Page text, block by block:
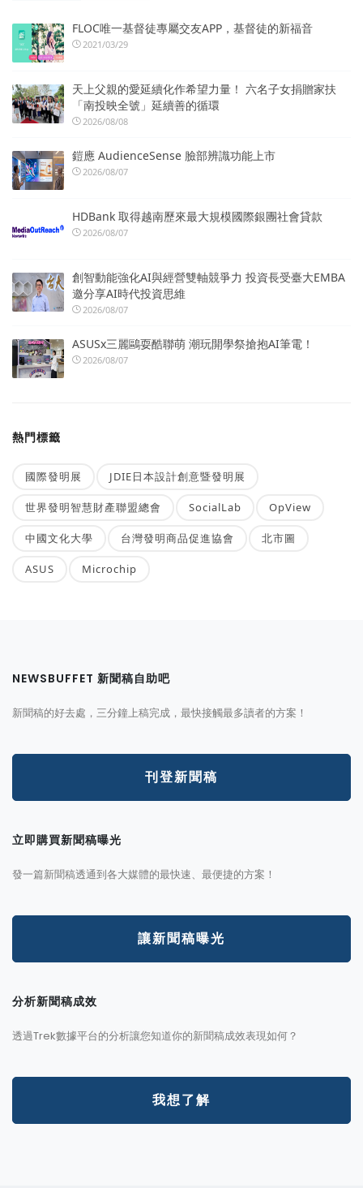
FLOC唯一基督徒專屬交友APP，基督徒的新福音
2021/03/29
天上父親的愛延續化作希望力量！ 六名子女捐贈家扶
「南投映全號」延續善的循環
2026/08/08
鎧應 AudienceSense 臉部辨識功能上市
2026/08/07
HDBank 取得越南歷來最大規模國際銀團社會貸款
2026/08/07
創智動能強化AI與經營雙軸競爭力 投資長受臺大EMBA
邀分享AI時代投資思維
2026/08/07
ASUSx三麗鷗耍酷聯萌 潮玩開學祭搶抱AI筆電！
2026/08/07
熱門標籤
國際發明展 JDIE日本設計創意暨發明展
世界發明智慧財產聯盟總會 SocialLab OpView
中國文化大學 台灣發明商品促進協會 北市圖
ASUS Microchip
NEWSBUFFET 新聞稿自助吧
新聞稿的好去處，三分鐘上稿完成，最快接觸最多讀者的方案！
刊登新聞稿
立即購買新聞稿曝光
發一篇新聞稿透通到各大媒體的最快速、最便捷的方案！
讓新聞稿曝光
分析新聞稿成效
透過Trek數據平台的分析讓您知道你的新聞稿成效表現如何？
我想了解